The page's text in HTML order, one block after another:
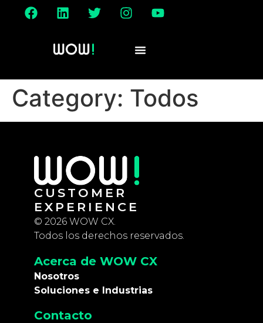
Category: Todos
CUSTOMER
EXPERIENCE
© 2026 WOW CX.
Todos los derechos reservados.
Acerca de WOW CX
Nosotros
Soluciones e Industrias
Contacto